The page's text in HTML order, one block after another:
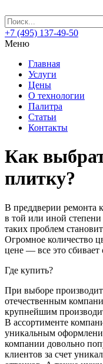
+7 (495) 137-49-50
Меню
Главная
Услуги
Цены
О технологии
Палитра
Статьи
Контакты
Как
плитку?
В преддверии ремонта
в той или иной
таких проблем
Огромное количество
цене — все это
Где купить?
При выборе
отечественным
крупнейшим
В ассортименте
уникальным
компании довольно
клиентов за счет